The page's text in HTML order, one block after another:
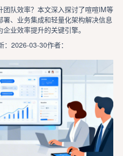
团队效率？本文深入探讨了喧喧IM等
、业务集成和轻量化架构解决信息
业效率提升的关键引擎。
：2026-03-30作者：